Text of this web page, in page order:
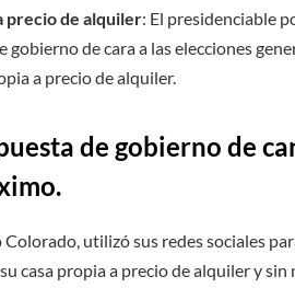
precio de alquiler: El presidenciable
de cara a las elecciones
a precio de alquiler.
de gobierno de
utilizó sus redes sociales
casa propia a precio de alquiler y sin